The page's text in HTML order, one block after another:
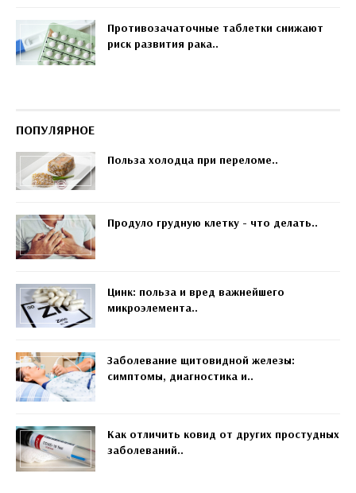
Противозачаточные таблетки снижают
риск развития рака..
ПОПУЛЯРНОЕ
Польза холодца при переломе..
Продуло грудную клетку - что делать..
Цинк: польза и вред важнейшего
микроэлемента..
Заболевание щитовидной железы:
симптомы, диагностика и..
Как отличить ковид от других простудных
заболеваний..